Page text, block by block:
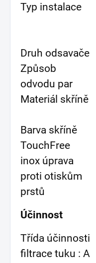
Typ instalace
Druh odsavače
Způsob
odvodu par
Materiál skříně
Barva skříně
TouchFree
inox úprava
proti otiskům
prstů
Účinnost
Třída účinnosti
filtrace tuku : A